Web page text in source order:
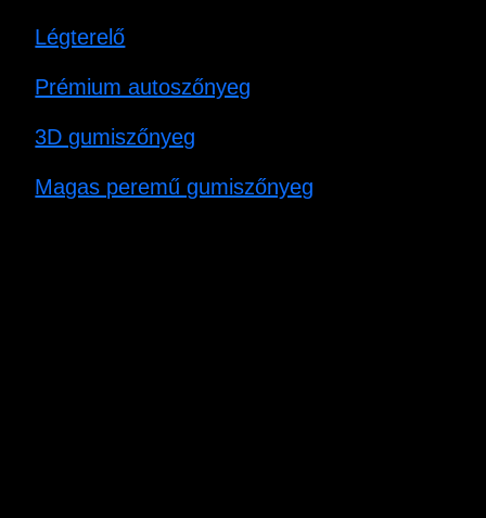
Légterelő
Prémium autoszőnyeg
3D gumiszőnyeg
Magas peremű gumiszőnyeg